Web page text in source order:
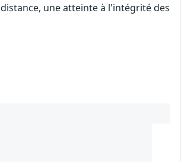
une atteinte à l'intégrité des